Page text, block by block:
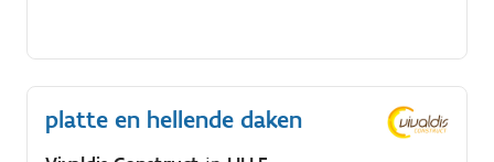
platte en hellende daken